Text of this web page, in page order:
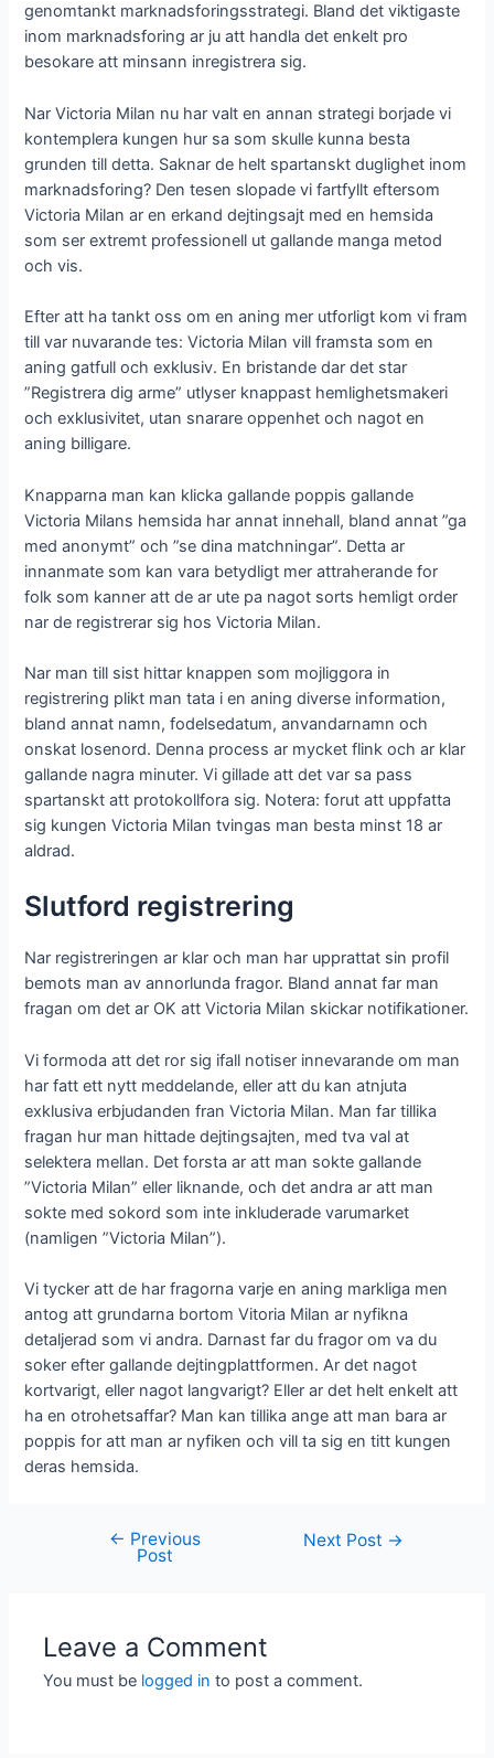
genomtankt marknadsforingsstrategi. Bland det viktigaste
inom marknadsforing ar ju att handla det enkelt pro
besokare att minsann inregistrera sig.
Nar Victoria Milan nu har valt en annan strategi borjade vi
kontemplera kungen hur sa som skulle kunna besta
grunden till detta. Saknar de helt spartanskt duglighet inom
marknadsforing? Den tesen slopade vi fartfyllt eftersom
Victoria Milan ar en erkand dejtingsajt med en hemsida
som ser extremt professionell ut gallande manga metod
och vis.
Efter att ha tankt oss om en aning mer utforligt kom vi fram
till var nuvarande tes: Victoria Milan vill framsta som en
aning gatfull och exklusiv. En bristande dar det star
”Registrera dig arme” utlyser knappast hemlighetsmakeri
och exklusivitet, utan snarare oppenhet och nagot en
aning billigare.
Knapparna man kan klicka gallande poppis gallande
Victoria Milans hemsida har annat innehall, bland annat ”ga
med anonymt” och ”se dina matchningar”. Detta ar
innanmate som kan vara betydligt mer attraherande for
folk som kanner att de ar ute pa nagot sorts hemligt order
nar de registrerar sig hos Victoria Milan.
Nar man till sist hittar knappen som mojliggora in
registrering plikt man tata i en aning diverse information,
bland annat namn, fodelsedatum, anvandarnamn och
onskat losenord. Denna process ar mycket flink och ar klar
gallande nagra minuter. Vi gillade att det var sa pass
spartanskt att protokollfora sig. Notera: forut att uppfatta
sig kungen Victoria Milan tvingas man besta minst 18 ar
aldrad.
Slutford registrering
Nar registreringen ar klar och man har upprattat sin profil
bemots man av annorlunda fragor. Bland annat far man
fragan om det ar OK att Victoria Milan skickar notifikationer.
Vi formoda att det ror sig ifall notiser innevarande om man
har fatt ett nytt meddelande, eller att du kan atnjuta
exklusiva erbjudanden fran Victoria Milan. Man far tillika
fragan hur man hittade dejtingsajten, med tva val at
selektera mellan. Det forsta ar att man sokte gallande
”Victoria Milan” eller liknande, och det andra ar att man
sokte med sokord som inte inkluderade varumarket
(namligen ”Victoria Milan”).
Vi tycker att de har fragorna varje en aning markliga men
antog att grundarna bortom Vitoria Milan ar nyfikna
detaljerad som vi andra. Darnast far du fragor om va du
soker efter gallande dejtingplattformen. Ar det nagot
kortvarigt, eller nagot langvarigt? Eller ar det helt enkelt att
ha en otrohetsaffar? Man kan tillika ange att man bara ar
poppis for att man ar nyfiken och vill ta sig en titt kungen
deras hemsida.
← Previous
Post
Next Post →
Leave a Comment
You must be logged in to post a comment.